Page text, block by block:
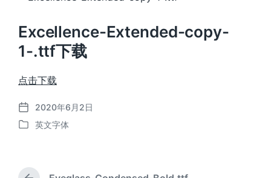
Excellence-Extended-copy-
1-.ttf下载
点击下载
发
布
2020年6月2日
发
英文字体